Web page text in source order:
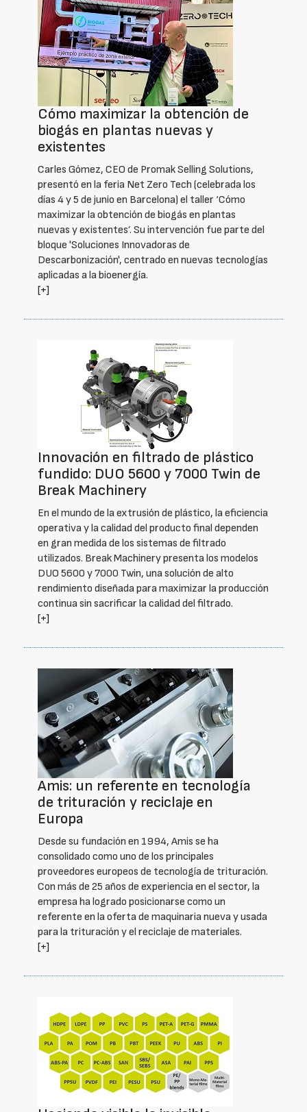
Cómo maximizar la obtención de
biogás en plantas nuevas y
existentes
Carles Gómez, CEO de Promak Selling Solutions,
presentó en la feria Net Zero Tech (celebrada los
días 4 y 5 de junio en Barcelona) el taller ‘Cómo
maximizar la obtención de biogás en plantas
nuevas y existentes’. Su intervención fue parte del
bloque 'Soluciones Innovadoras de
Descarbonización', centrado en nuevas tecnologías
aplicadas a la bioenergía.
[+]
Innovación en filtrado de plástico
fundido: DUO 5600 y 7000 Twin de
Break Machinery
En el mundo de la extrusión de plástico, la eficiencia
operativa y la calidad del producto final dependen
en gran medida de los sistemas de filtrado
utilizados. Break Machinery presenta los modelos
DUO 5600 y 7000 Twin, una solución de alto
rendimiento diseñada para maximizar la producción
continua sin sacrificar la calidad del filtrado.
[+]
Amis: un referente en tecnología
de trituración y reciclaje en
Europa
Desde su fundación en 1994, Amis se ha
consolidado como uno de los principales
proveedores europeos de tecnología de trituración.
Con más de 25 años de experiencia en el sector, la
empresa ha logrado posicionarse como un
referente en la oferta de maquinaria nueva y usada
para la trituración y el reciclaje de materiales.
[+]